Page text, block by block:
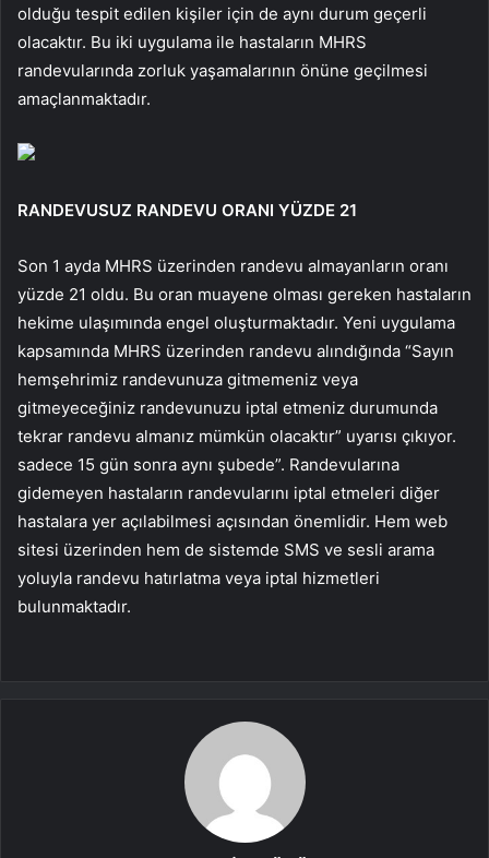
olduğu tespit edilen kişiler için de aynı durum geçerli
olacaktır. Bu iki uygulama ile hastaların MHRS
randevularında zorluk yaşamalarının önüne geçilmesi
amaçlanmaktadır.
RANDEVUSUZ RANDEVU ORANI YÜZDE 21
Son 1 ayda MHRS üzerinden randevu almayanların oranı
yüzde 21 oldu. Bu oran muayene olması gereken hastaların
hekime ulaşımında engel oluşturmaktadır. Yeni uygulama
kapsamında MHRS üzerinden randevu alındığında “Sayın
hemşehrimiz randevunuza gitmemeniz veya
gitmeyeceğiniz randevunuzu iptal etmeniz durumunda
tekrar randevu almanız mümkün olacaktır” uyarısı çıkıyor.
sadece 15 gün sonra aynı şubede”. Randevularına
gidemeyen hastaların randevularını iptal etmeleri diğer
hastalara yer açılabilmesi açısından önemlidir. Hem web
sitesi üzerinden hem de sistemde SMS ve sesli arama
yoluyla randevu hatırlatma veya iptal hizmetleri
bulunmaktadır.